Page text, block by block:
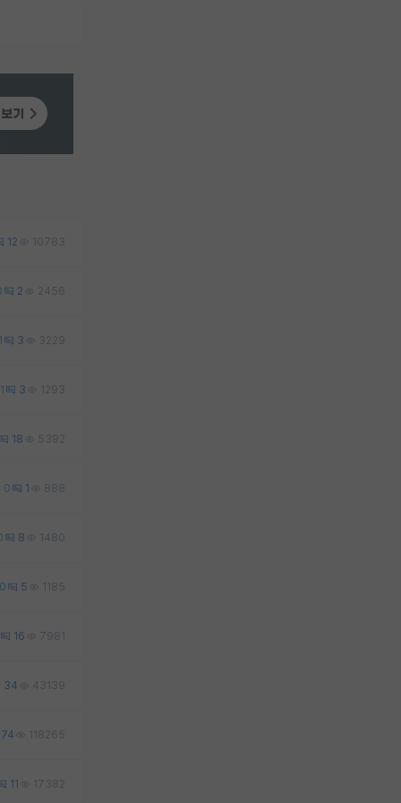
12 10783
2 2456
3 3229
1 3 1293
18 5392
0 1 888
8 1480
0 5 1185
16 7981
34 43139
74 118265
11 17382